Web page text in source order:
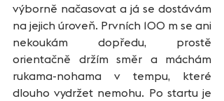
výborně načasovat a já se dostávám
na jejich úroveň. Prvních 100 m se ani
nekoukám dopředu, prostě
orientačně držím směr a máchám
rukama-nohama v tempu, které
dlouho vydržet nemohu. Po startu je